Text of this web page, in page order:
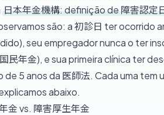
日本年金機構: definição de 障害認定
são: a 初診日 ter ocorrido
seu empregador nunca o ter
民年金), e sua primeira clínica ter
5 anos da 医師法. Cada uma tem
abaixo.
金 vs. 障害厚生年金